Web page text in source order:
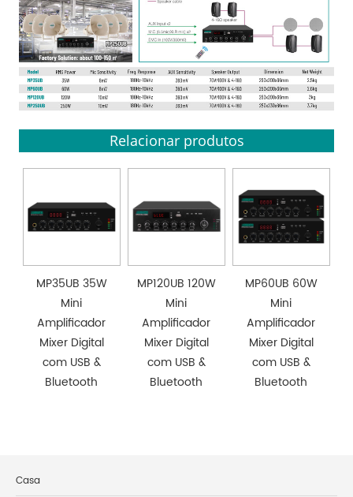
Relacionar produtos
MP35UB 35W
Mini
Amplificador
Mixer Digital
com USB &
Bluetooth
MP120UB 120W
Mini
Amplificador
Mixer Digital
com USB &
Bluetooth
MP60UB 60W
Mini
Amplificador
Mixer Digital
com USB &
Bluetooth
Casa